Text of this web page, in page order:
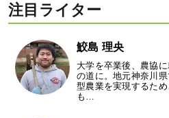
注目ライター
鮫島 理央
大学を卒業後、農協
の道に。地元神奈川
型農業を実現するた
も…